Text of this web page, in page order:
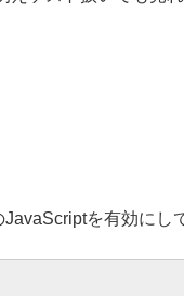
を有効にし